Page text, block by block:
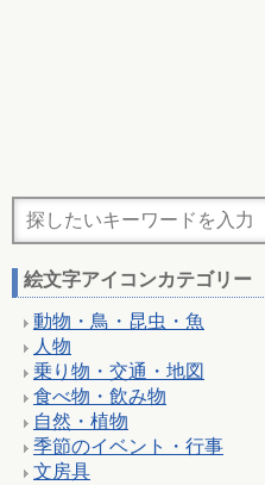
絵文字アイコンカテゴリー
動物・鳥・昆虫・魚
人物
乗り物・交通・地図
食べ物・飲み物
自然・植物
季節のイベント・行事
文房具